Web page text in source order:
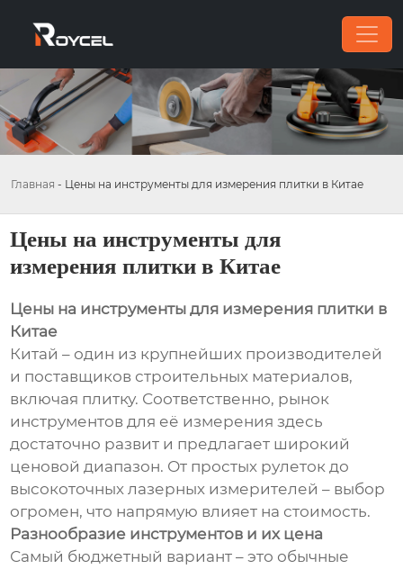
Главная - Цены на инструменты для измерения плитки в Китае
Цены на инструменты для
измерения плитки в Китае
Цены на инструменты для измерения плитки в
Китае
Китай – один из крупнейших производителей
и поставщиков строительных материалов,
включая плитку. Соответственно, рынок
инструментов для её измерения здесь
достаточно развит и предлагает широкий
ценовой диапазон. От простых рулеток до
высокоточных лазерных измерителей – выбор
огромен, что напрямую влияет на стоимость.
Разнообразие инструментов и их цена
Самый бюджетный вариант – это обычные